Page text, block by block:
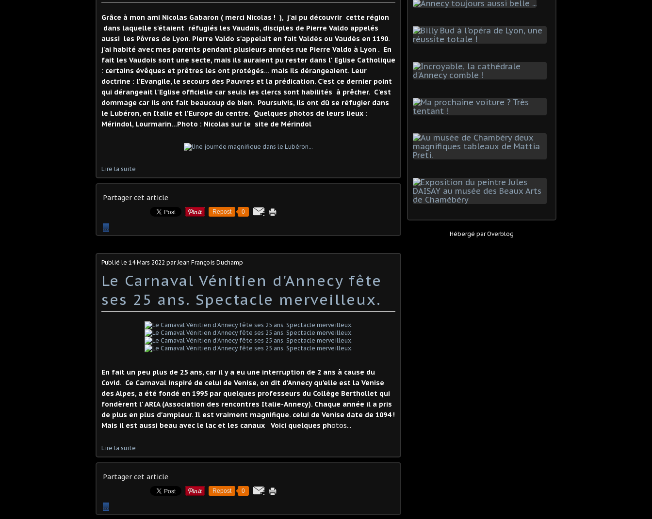
Grâce à mon ami Nicolas Gabaron ( merci Nicolas ! ), j'ai pu découvrir cette région
dans laquelle s'étaient réfugiés les Vaudois, disciples de Pierre Valdo appelés
aussi les Pôvres de Lyon. Pierre Valdo s'appelait en fait Valdès ou Vaudès en 1190.
j'ai habité avec mes parents pendant plusieurs années rue Pierre Valdo à Lyon . En
fait les Vaudois sont une secte, mais ils auraient pu rester dans l' Eglise Catholique
: certains évêques et prêtres les ont protégés... mais ils dérangeaient. Leur
doctrine : l'Evangile, le secours des Pauvres et la prédication. C'est ce dernier point
qui dérangeait l'Eglise officielle car seuls les clercs sont habilités à prêcher. C'est
dommage car ils ont fait beaucoup de bien. Poursuivis, ils ont dû se réfugier dans
le Lubéron, en Italie et l'Europe du centre. Quelques photos de leurs lieux :
Mérindol, Lourmarin...Photo : Nicolas sur le site de Mérindol
Lire la suite
Partager cet article
Repost 0
…
Publié le 14 Mars 2022 par Jean François Duchamp
Le Carnaval Vénitien d'Annecy fête
ses 25 ans. Spectacle merveilleux.
En fait un peu plus de 25 ans, car il y a eu une interruption de 2 ans à cause du
Covid. Ce Carnaval inspiré de celui de Venise, on dit d'Annecy qu'elle est la Venise
des Alpes, a été fondé en 1995 par quelques professeurs du Collège Berthollet qui
fondèrent l' ARIA (Association des rencontres Italie-Annecy). Chaque année il a pris
de plus en plus d'ampleur. Il est vraiment magnifique. celui de Venise date de 1094 !
Mais il est aussi beau avec le lac et les canaux Voici quelques photos...
Lire la suite
Partager cet article
Repost 0
…
Hébergé parOverblog